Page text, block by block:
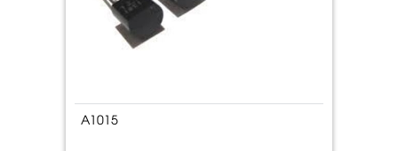
A1015